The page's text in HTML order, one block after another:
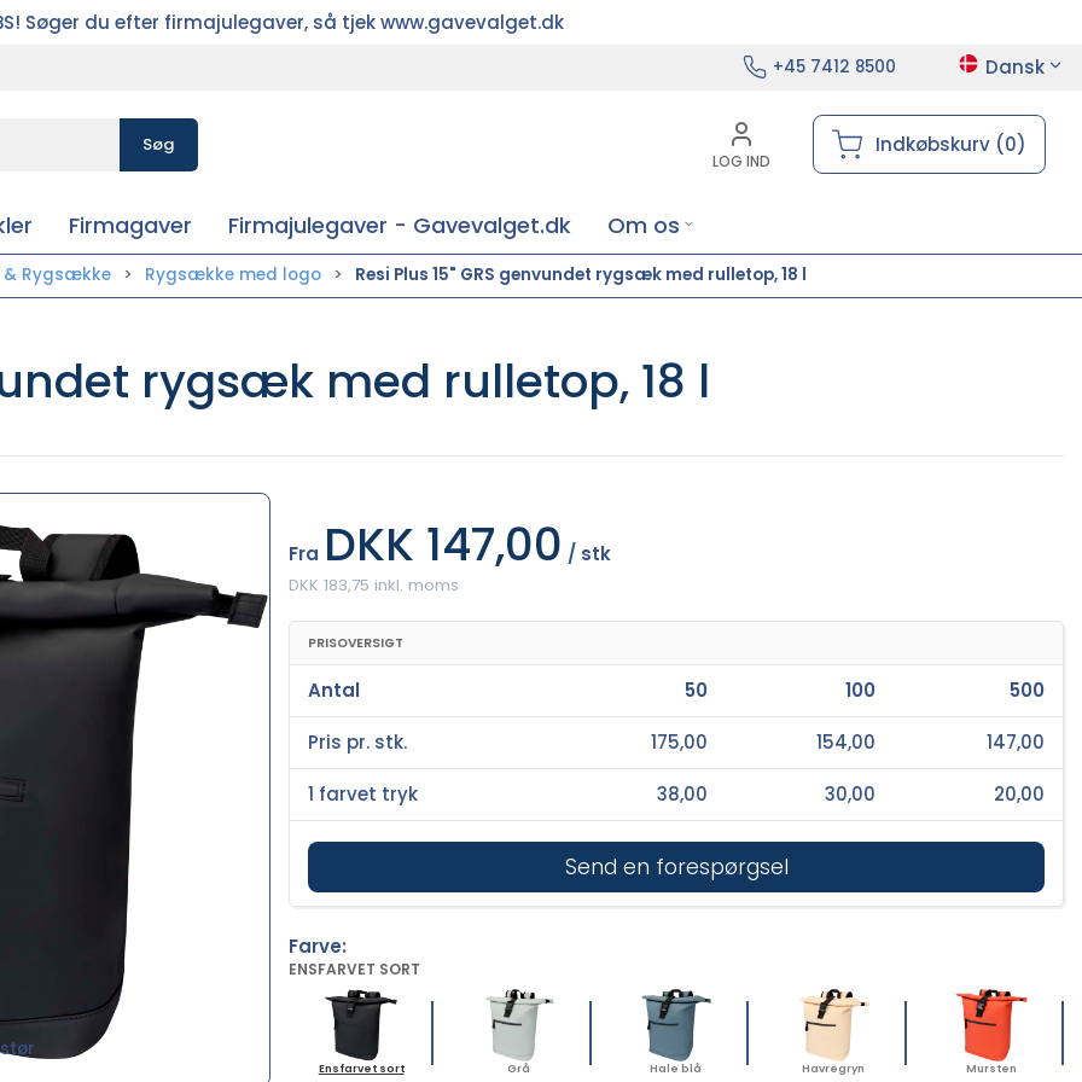
Søger du efter firmajulegaver, så tjek www.gavevalget.dk
+45 7412 8500 Dansk
Søg
LOG IND
Indkøbskurv (0)
Firmagaver Firmajulegaver - Gavevalget.dk Om os
& Rygsække Rygsække med logo Resi Plus 15" GRS genvundet rygsæk med rulletop, 18 l
rygsæk med rulletop, 18 l
Fra DKK 147,00 / stk
DKK 183,75 inkl. moms
PRISOVERSIGT
Send en forespørgsel
Antal 50 100 500
Pris pr. stk. 175,00 154,00 147,00
1 farvet tryk 38,00 30,00 20,00
Farve:
ENSFARVET SORT
Ensfarvet sort Grå Hale blå Havregryn Mursten